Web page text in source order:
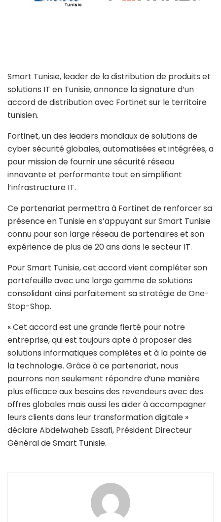
Smart Tunisie, leader de la distribution de produits et
solutions IT en Tunisie, annonce la signature d’un
accord de distribution avec Fortinet sur le territoire
tunisien.
Fortinet, un des leaders mondiaux de solutions de
cyber sécurité globales, automatisées et intégrées, a
pour mission de fournir une sécurité réseau
innovante et performante tout en simplifiant
l’infrastructure IT.
Ce partenariat permettra à Fortinet de renforcer sa
présence en Tunisie en s’appuyant sur Smart Tunisie
connu pour son large réseau de partenaires et son
expérience de plus de 20 ans dans le secteur IT.
Pour Smart Tunisie, cet accord vient compléter son
portefeuille avec une large gamme de solutions
consolidant ainsi parfaitement sa stratégie de One-
Stop-Shop.
« Cet accord est une grande fierté pour notre
entreprise, qui est toujours apte à proposer des
solutions informatiques complètes et à la pointe de
la technologie. Grâce à ce partenariat, nous
pourrons non seulement répondre d’une manière
plus efficace aux besoins des revendeurs avec des
offres globales mais aussi les aider à accompagner
leurs clients dans leur transformation digitale »
déclare Abdelwaheb Essafi, Président Directeur
Général de Smart Tunisie.